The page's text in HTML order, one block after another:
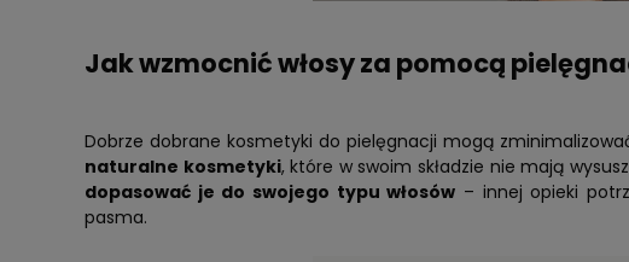
Jak wzmocnić włosy za pomocą
Dobrze dobrane kosmetyki do pielęgnacji mogą
naturalne kosmetyki, które w swoim składzie nie mają
dopasować je do swojego typu włosów – innej opieki
pasma.